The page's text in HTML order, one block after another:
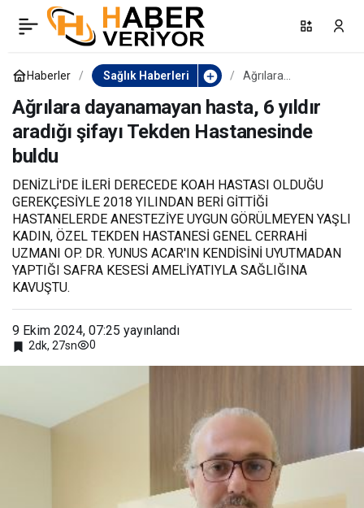
Haberler Sağlık Haberleri
Ağrılara
hasta, 6 yıldır
aradığı şifayı
Tekden
Hastanesinde
Ağrılara dayanamayan hasta, 6 yıldır
aradığı şifayı Tekden Hastanesinde
buldu
DENİZLİ'DE İLERİ DERECEDE KOAH HASTASI OLDUĞU
GEREKÇESİYLE 2018 YILINDAN BERİ GİTTİĞİ
HASTANELERDE ANESTEZİYE UYGUN GÖRÜLMEYEN YAŞLI
KADIN, ÖZEL TEKDEN HASTANESİ GENEL CERRAHİ
UZMANI OP. DR. YUNUS ACAR'IN KENDİSİNİ UYUTMADAN
YAPTIĞI SAFRA KESESİ AMELİYATIYLA SAĞLIĞINA
KAVUŞTU.
9 Ekim 2024, 07:25 yayınlandı
2dk, 27sn 0
Ağrılara dayanamayan
hasta, 6 yıldır aradığı
şifayı Tekden
Hastanesinde buldu
Paylaş